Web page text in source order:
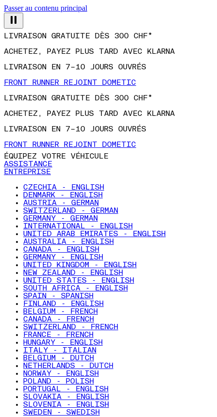
Passer au contenu principal
LIVRAISON GRATUITE DÈS 300 CHF*
ACHETEZ, PAYEZ PLUS TARD AVEC KLARNA
LIVRAISON EN 7–10 JOURS OUVRÉS
FRONT RUNNER REJOINT DOMETIC
LIVRAISON GRATUITE DÈS 300 CHF*
ACHETEZ, PAYEZ PLUS TARD AVEC KLARNA
LIVRAISON EN 7–10 JOURS OUVRÉS
FRONT RUNNER REJOINT DOMETIC
ÉQUIPEZ VOTRE VÉHICULE
ASSISTANCE
ENTREPRISE
CZECHIA - ENGLISH
DENMARK - ENGLISH
AUSTRIA - GERMAN
SWITZERLAND - GERMAN
GERMANY - GERMAN
INTERNATIONAL - ENGLISH
UNITED ARAB EMIRATES - ENGLISH
AUSTRALIA - ENGLISH
CANADA - ENGLISH
GERMANY - ENGLISH
UNITED KINGDOM - ENGLISH
NEW ZEALAND - ENGLISH
UNITED STATES - ENGLISH
SOUTH AFRICA - ENGLISH
SPAIN - SPANISH
FINLAND - ENGLISH
BELGIUM - FRENCH
CANADA - FRENCH
SWITZERLAND - FRENCH
FRANCE - FRENCH
HUNGARY - ENGLISH
ITALY - ITALIAN
BELGIUM - DUTCH
NETHERLANDS - DUTCH
NORWAY - ENGLISH
POLAND - POLISH
PORTUGAL - ENGLISH
SLOVAKIA - ENGLISH
SLOVENIA - ENGLISH
SWEDEN - SWEDISH